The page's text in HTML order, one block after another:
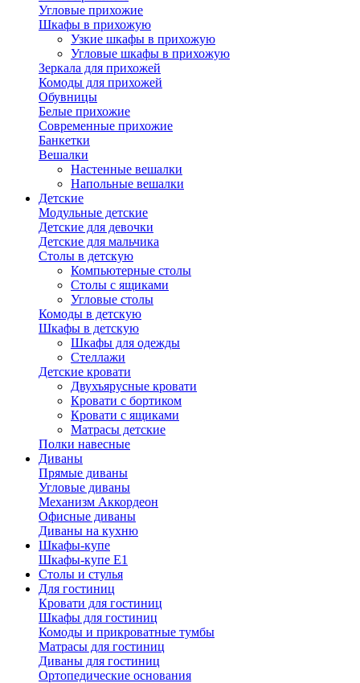
Угловые прихожие
Шкафы в прихожую
Узкие шкафы в прихожую
Угловые шкафы в прихожую
Зеркала для прихожей
Комоды для прихожей
Обувницы
Белые прихожие
Современные прихожие
Банкетки
Вешалки
Настенные вешалки
Напольные вешалки
Детские
Модульные детские
Детские для девочки
Детские для мальчика
Столы в детскую
Компьютерные столы
Столы с ящиками
Угловые столы
Комоды в детскую
Шкафы в детскую
Шкафы для одежды
Стеллажи
Детские кровати
Двухъярусные кровати
Кровати с бортиком
Кровати с ящиками
Матрасы детские
Полки навесные
Диваны
Прямые диваны
Угловые диваны
Механизм Аккордеон
Офисные диваны
Диваны на кухню
Шкафы-купе
Шкафы-купе Е1
Столы и стулья
Для гостиниц
Кровати для гостиниц
Шкафы для гостиниц
Комоды и прикроватные тумбы
Матрасы для гостиниц
Диваны для гостиниц
Ортопедические основания